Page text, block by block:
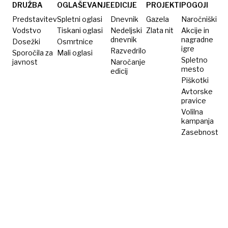
DRUŽBA
Predstavitev
Vodstvo
Dosežki
Sporočila za
javnost
OGLAŠEVANJE
Spletni oglasi
Tiskani oglasi
Osmrtnice
Mali oglasi
EDICIJE
Dnevnik
Nedeljski
dnevnik
Razvedrilo
Naročanje
edicij
PROJEKTI
Gazela
Zlata nit
POGOJI
Naročniški
Akcije in
nagradne
igre
Spletno
mesto
Piškotki
Avtorske
pravice
Volilna
kampanja
Zasebnost